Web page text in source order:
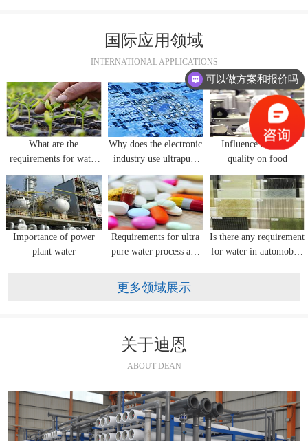
国际应用领域
INTERNATIONAL APPLICATIONS
What are the
requirements for water
quality in flower
seedling cultivation?
Why does the electronic
industry use ultrapure
water equipment?
Influence of water
quality on food
Importance of power
plant water
Requirements for ultra
pure water process and
pharmaceutical industry
Is there any requirement
for water in automobile
更多领域展示
关于迪恩
ABOUT DEAN
我想咨询反渗透设备？